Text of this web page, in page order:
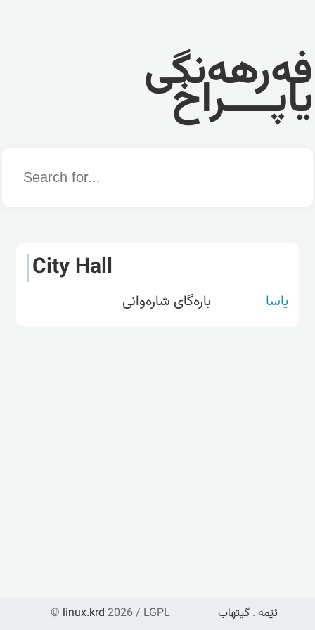
فەرهەنگی
یاپــــراخ
Word
City Hall
یاسا بارەگای شارەوانی
© linux.krd 2026 / LGPL ئێمە . گیتهاب